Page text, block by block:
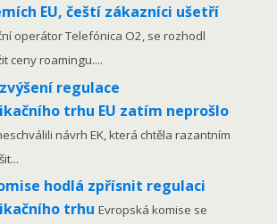
EU, čeští zákazníci ušetří
operátor Telefónica O2, se rozhodl
ceny roamingu....
regulace
trhu EU zatím neprošlo
návrh EK, která chtěla razantním
hodlá zpřísnit regulaci
trhuEvropská komise se